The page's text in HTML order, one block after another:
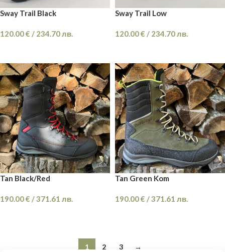
Sway Trail Black
120.00€ / 234.70лв.
Sway Trail Low
120.00€ / 234.70лв.
Tan Black/Red
190.00€ /371.61 лв.
Tan Green Kom
190.00€ /371.61 лв.
1 2 3 →